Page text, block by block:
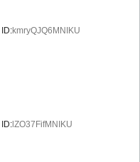
ID:kmryQJQ6MNIKU
ID: lZO37FifMNIKU